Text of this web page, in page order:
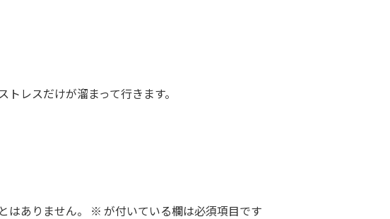
レスだけが溜まって行きます。
はありません。 ※ が付いている欄は必須項目です